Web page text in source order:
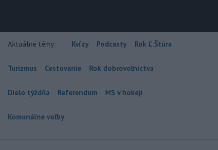
Aktuálne témy: Kvízy Podcasty Rok Ľ.Štúra
Turizmus Cestovanie Rok dobrovoľníctva
Dielo týždňa Referendum MS v hokeji
Komunálne voľby